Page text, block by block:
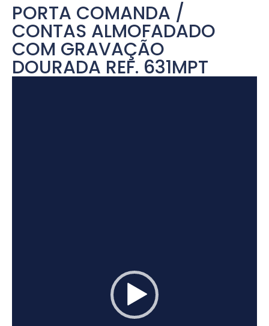
PORTA COMANDA /
CONTAS ALMOFADADO
COM GRAVAÇÃO
DOURADA REF. 631MPT